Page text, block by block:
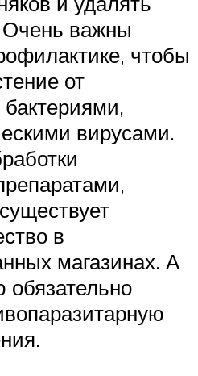
Очень важны
чтобы
от
вирусами.
в
магазинах. А
обязательно